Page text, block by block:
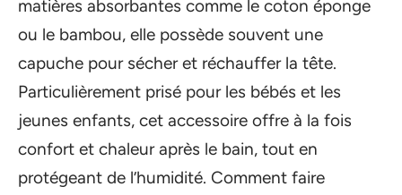
matières absorbantes comme le coton éponge
ou le bambou, elle possède souvent une
capuche pour sécher et réchauffer la tête.
Particulièrement prisé pour les bébés et les
jeunes enfants, cet accessoire offre à la fois
confort et chaleur après le bain, tout en
protégeant de l’humidité. Comment faire